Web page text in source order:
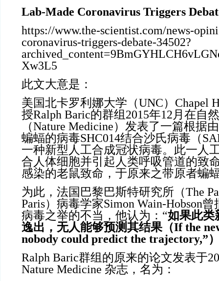
Lab-Made Coronavirus Triggers
https://www.the-scientist.com/news-
coronavirus-triggers-debate-34502?
Xw3L5
此文大意是：
美国北卡罗利娜大学（UNC）Chapel
授Ralph Baric的群组2015年12月在自
（Nature Medicine）发表了一篇根据
蝙蝠的病毒SHC014结合沙氏病毒（
一种新型人工合成冠状病毒。此一人
合人体细胞并引起人类呼吸管道的致
感染的老鼠致命，于原来之带原者蝙
为此，法国巴黎巴斯特研究所（The
Paris）病毒学家Simon Wain-Hobson
病毒之举的不当，他认为：“如果此类
逸出，无人能够预测其结果（If the
nobody could predict the trajectory,”
Ralph Baric群组的原来的论文发表于
Nature Medicine 杂志，名为：